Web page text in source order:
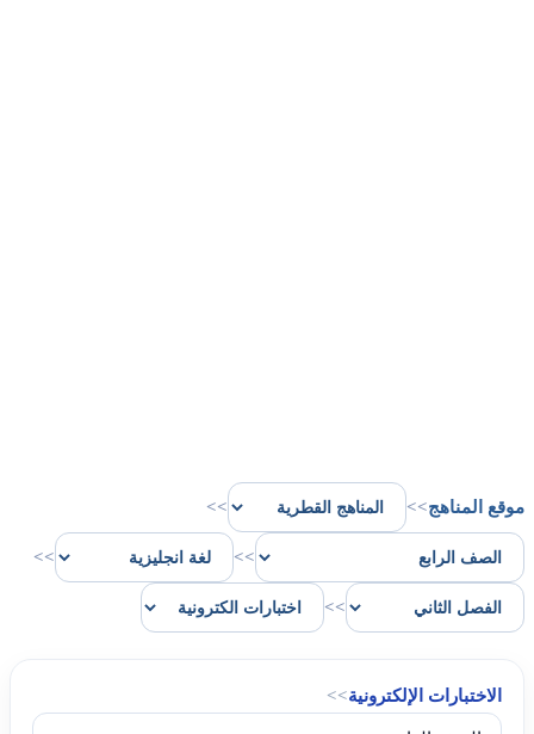
موقع المناهج>>
>>
>>
>>
>>
الاختبارات الإلكترونية>>